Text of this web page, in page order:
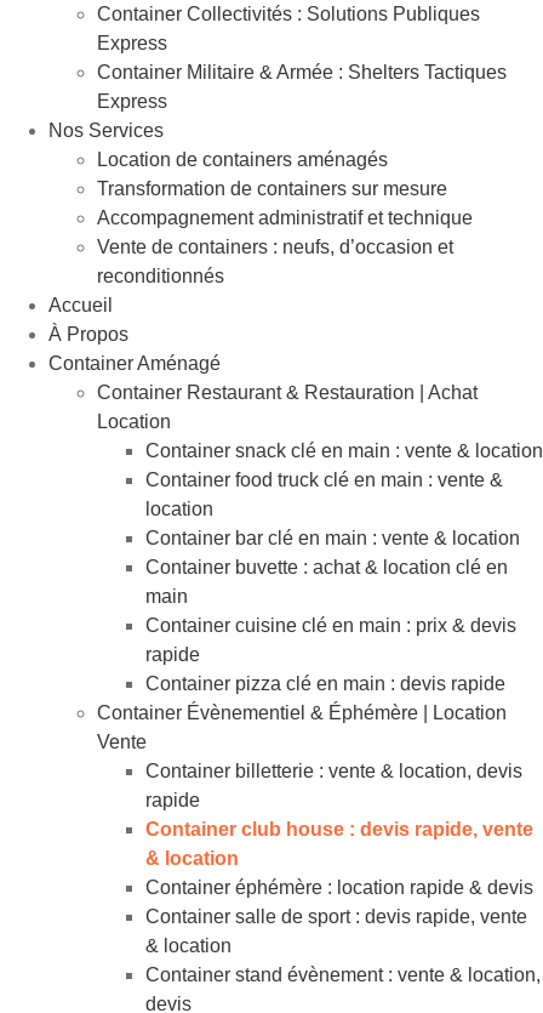
Container Collectivités : Solutions Publiques
Express
Container Militaire & Armée : Shelters Tactiques
Express
Nos Services
Location de containers aménagés
Transformation de containers sur mesure
Accompagnement administratif et technique
Vente de containers : neufs, d’occasion et
reconditionnés
Accueil
À Propos
Container Aménagé
Container Restaurant & Restauration | Achat
Location
Container snack clé en main : vente & location
Container food truck clé en main : vente &
location
Container bar clé en main : vente & location
Container buvette : achat & location clé en
main
Container cuisine clé en main : prix & devis
rapide
Container pizza clé en main : devis rapide
Container Évènementiel & Éphémère | Location
Vente
Container billetterie : vente & location, devis
rapide
Container club house : devis rapide, vente
& location
Container éphémère : location rapide & devis
Container salle de sport : devis rapide, vente
& location
Container stand évènement : vente & location,
devis